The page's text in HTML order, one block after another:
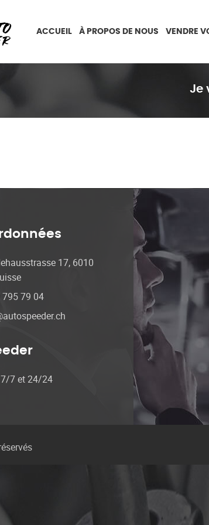
ACCUEIL À PROPOS DE NOUS VENDRE
Je
17, 6010
79 04
7/7 et 24/24